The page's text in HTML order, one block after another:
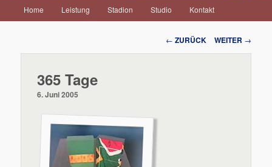
Zum
Home Leistung Stadion Studio Kontakt
Beitrags-
Navigation
← ZURÜCK WEITER →
365 Tage
6. Juni 2005